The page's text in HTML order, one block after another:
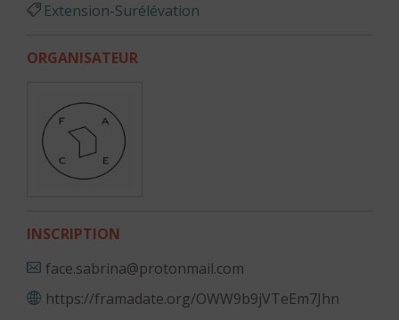
Extension-Surélévation
ORGANISATEUR
INSCRIPTION
face.sabrina@protonmail.com
https://framadate.org/OWW9b9jVTeEm7Jhn